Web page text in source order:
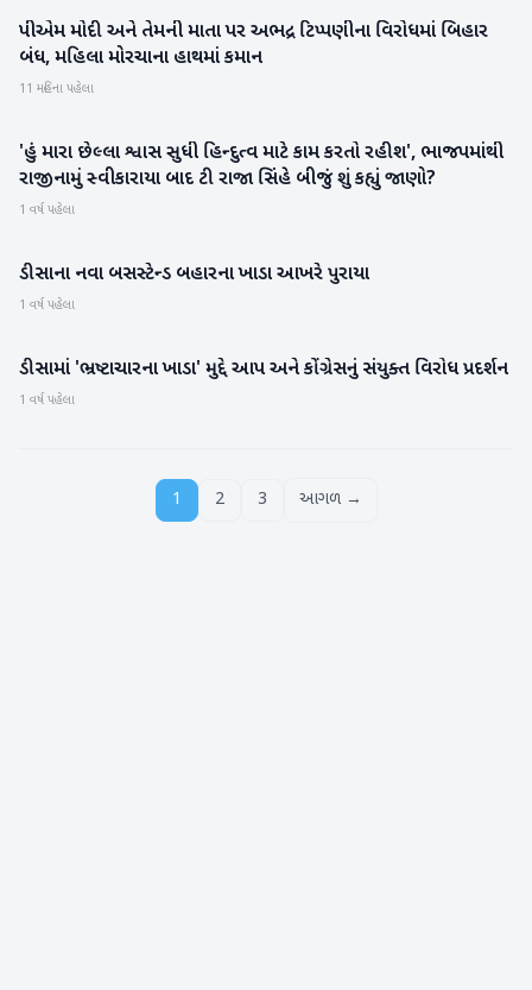
રાષ્ટ્રીય
પીએમ મોદી અને તેમની માતા પર અભદ્ર ટિપ્પણીના વિરોધમાં બિહાર
બંધ, મહિલા મોરચાના હાથમાં કમાન
11 મહિના પહેલા
રાષ્ટ્રીય
'હું મારા છેલ્લા શ્વાસ સુધી હિન્દુત્વ માટે કામ કરતો રહીશ', ભાજપમાંથી
રાજીનામું સ્વીકારાયા બાદ ટી રાજા સિંહે બીજું શું કહ્યું જાણો?
1 વર્ષ પહેલા
બનાસકાંઠા
ડીસાના નવા બસસ્ટેન્ડ બહારના ખાડા આખરે પુરાયા
1 વર્ષ પહેલા
બનાસકાંઠા
ડીસામાં 'ભ્રષ્ટાચારના ખાડા' મુદ્દે આપ અને કોંગ્રેસનું સંયુક્ત વિરોધ પ્રદર્શન
1 વર્ષ પહેલા
1 2 3 આગળ →